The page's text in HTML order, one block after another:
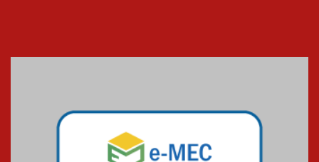
Mackenzie mobiliza campanha
solidária para apoiar famílias em
Minas Gerais